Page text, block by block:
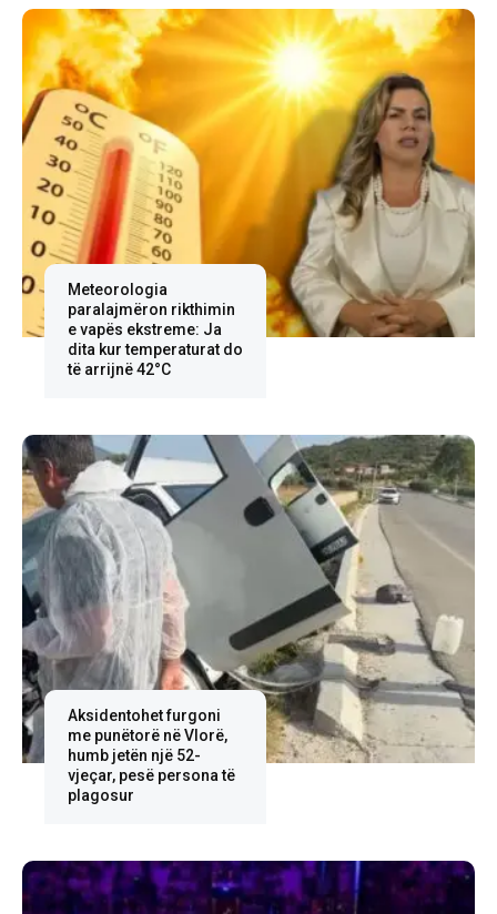
Meteorologia
paralajmëron rikthimin
e vapës ekstreme: Ja
dita kur temperaturat do
të arrijnë 42°C
Aksidentohet furgoni
me punëtorë në Vlorë,
humb jetën një 52-
vjeçar, pesë persona të
plagosur